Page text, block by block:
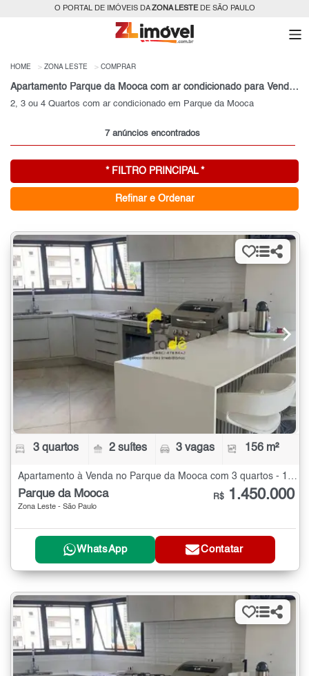
O PORTAL DE IMÓVEIS DAZONA LESTEDE SÃO PAULO
HOME ZONA LESTE COMPRAR
Apartamento Parque da Mooca com ar condicionado para Venda, Zona Leste, SP
2, 3 ou 4 Quartos com ar condicionado em Parque da Mooca
7 anúncios encontrados
* FILTRO PRINCIPAL *
Refinar e Ordenar
3 quartos 2 suítes 3 vagas 156 m²
Parque da Mooca
Zona Leste - São Paulo
R$ 1.450.000
WhatsApp Contatar